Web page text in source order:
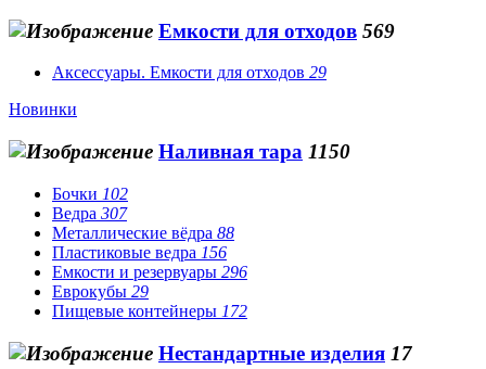
Емкости для отходов 569
Аксессуары. Емкости для отходов 29
Новинки
Наливная тара 1150
Бочки 102
Ведра 307
Металлические вёдра 88
Пластиковые ведра 156
Емкости и резервуары 296
Еврокубы 29
Пищевые контейнеры 172
Нестандартные изделия 17